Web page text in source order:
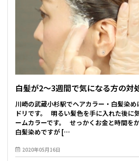
白髪が2〜3週間で気になる方の対
川崎の武蔵小杉駅でヘアカラー・白髪染め
ドリです。 明るい髪色を手に入れた後に
ームカラーです。 せっかくお金と時間を
白髪染めですが […
2020年05月16日